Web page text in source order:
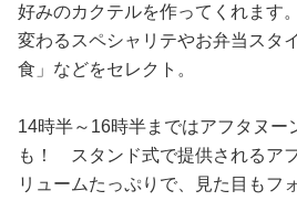
好みのカクテルを作ってくれます
変わるスペシャリテやお弁当スタ
食」などをセレクト。
14時半～16時半まではアフタヌー
も！ スタンド式で提供されるア
リュームたっぷりで、見た目もフ